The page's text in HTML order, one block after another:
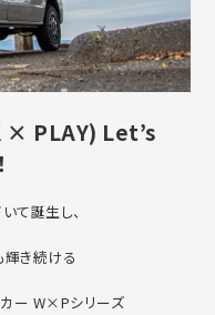
× PLAY) Let’s
て誕生し、
輝き続ける
ー W×Pシリーズ